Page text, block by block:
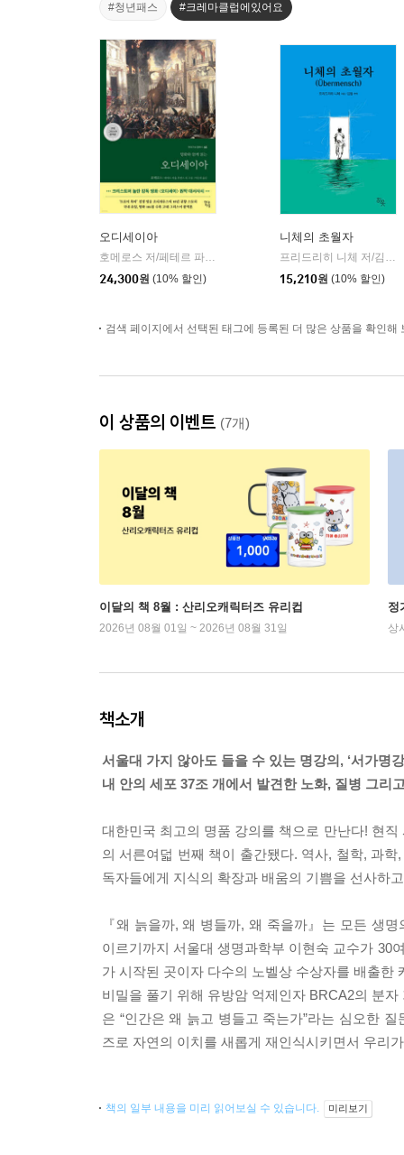
#청년패스 #크레마클럽에있어요
오디세이아
호메로스 저/페테르 파울 루벤스 그림/박문재 역 |
현대지성
24,300원 (10% 할인)
니체의 초월자
프리드리히 니체 저/김철 편역
15,210원 (10% 할인)
검색 페이지에서 선택된 태그에 등록된 더 많은 상품을 확인해
이 상품의 이벤트 (7개)
이달의 책 8월 : 산리오캐릭터즈 유리컵
2026년 08월 01일 ~ 2026년 08월 31일
정
상
책소개
서울대 가지 않아도 들을 수 있는 명강의, ‘서가명강
내 안의 세포 37조 개에서 발견한 노화, 질병 그리
대한민국 최고의 명품 강의를 책으로 만난다! 현
의 서른여덟 번째 책이 출간됐다. 역사, 철학, 과
독자들에게 지식의 확장과 배움의 기쁨을 선사하
『왜 늙을까, 왜 병들까, 왜 죽을까』는 모든 생
이르기까지 서울대 생명과학부 이현숙 교수가 30
가 시작된 곳이자 다수의 노벨상 수상자를 배출
비밀을 풀기 위해 유방암 억제인자 BRCA2의 분
은 “인간은 왜 늙고 병들고 죽는가”라는 심오한
즈로 자연의 이치를 새롭게 재인식시키면서 우리
책의 일부 내용을 미리 읽어보실 수 있습니다. 미리보기